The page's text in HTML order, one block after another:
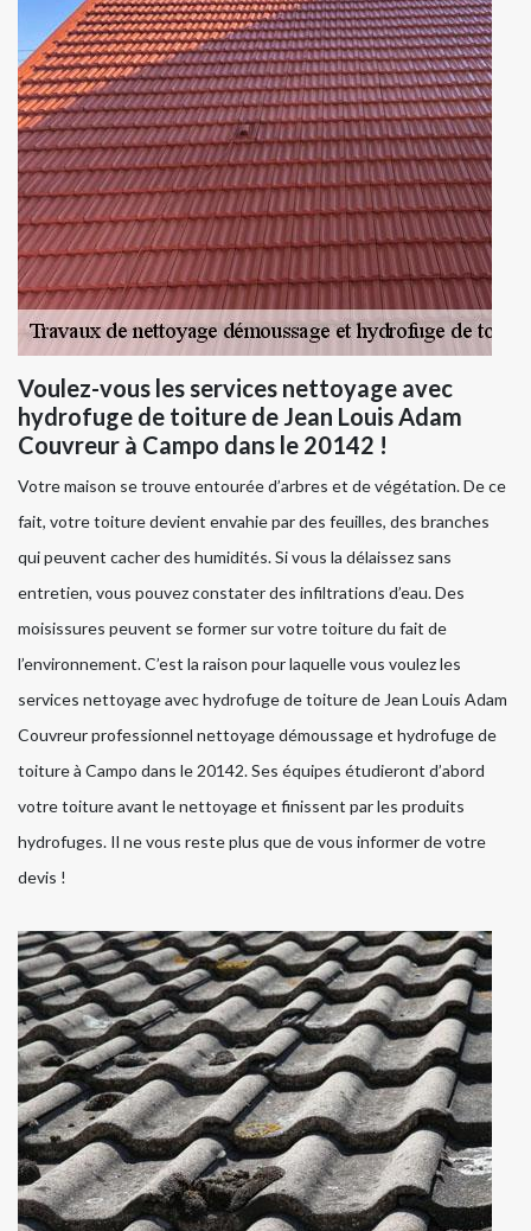
Voulez-vous les services nettoyage avec
hydrofuge de toiture de Jean Louis Adam
Couvreur à Campo dans le 20142 !
Votre maison se trouve entourée d’arbres et de végétation. De ce
fait, votre toiture devient envahie par des feuilles, des branches
qui peuvent cacher des humidités. Si vous la délaissez sans
entretien, vous pouvez constater des infiltrations d’eau. Des
moisissures peuvent se former sur votre toiture du fait de
l’environnement. C’est la raison pour laquelle vous voulez les
services nettoyage avec hydrofuge de toiture de Jean Louis Adam
Couvreur professionnel nettoyage démoussage et hydrofuge de
toiture à Campo dans le 20142. Ses équipes étudieront d’abord
votre toiture avant le nettoyage et finissent par les produits
hydrofuges. Il ne vous reste plus que de vous informer de votre
devis !